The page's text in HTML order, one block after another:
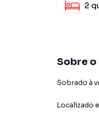
2
Sobre
Sobrado à
Localizado